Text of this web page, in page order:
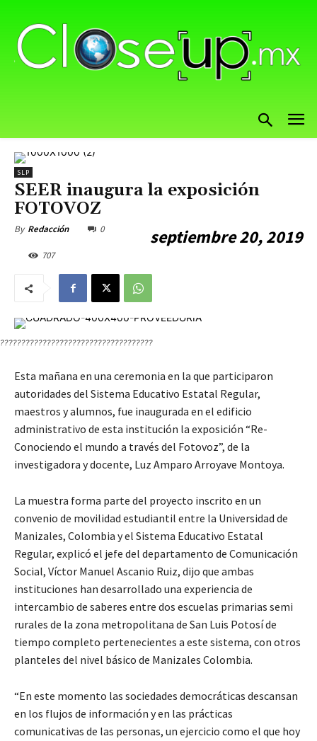
SLP
SEER inaugura la exposición
FOTOVOZ
By Redacción septiembre 20, 2019
0
707
????????????????????????????????????
Esta mañana en una ceremonia en la que participaron
autoridades del Sistema Educativo Estatal Regular,
maestros y alumnos, fue inaugurada en el edificio
administrativo de esta institución la exposición “Re-
Conociendo el mundo a través del Fotovoz”, de la
investigadora y docente, Luz Amparo Arroyave Montoya.
La muestra forma parte del proyecto inscrito en un
convenio de movilidad estudiantil entre la Universidad de
Manizales, Colombia y el Sistema Educativo Estatal
Regular, explicó el jefe del departamento de Comunicación
Social, Víctor Manuel Ascanio Ruiz, dijo que ambas
instituciones han desarrollado una experiencia de
intercambio de saberes entre dos escuelas primarias semi
rurales de la zona metropolitana de San Luis Potosí de
tiempo completo pertenecientes a este sistema, con otros
planteles del nivel básico de Manizales Colombia.
“En este momento las sociedades democráticas descansan
en los flujos de información y en las prácticas
comunicativas de las personas, un ejercicio como el que hoy